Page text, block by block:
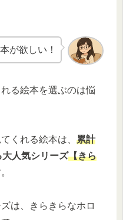
が欲しい！
る絵本を選ぶのは悩
くれる絵本は、 累計
人気シリーズ【きら
は、
きらきらなホロ